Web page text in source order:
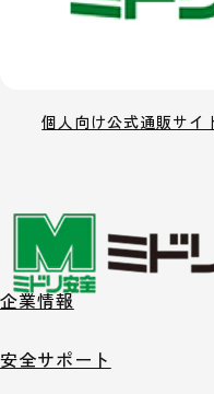
個人向け公式通販サイ
企業情報
安全サポート